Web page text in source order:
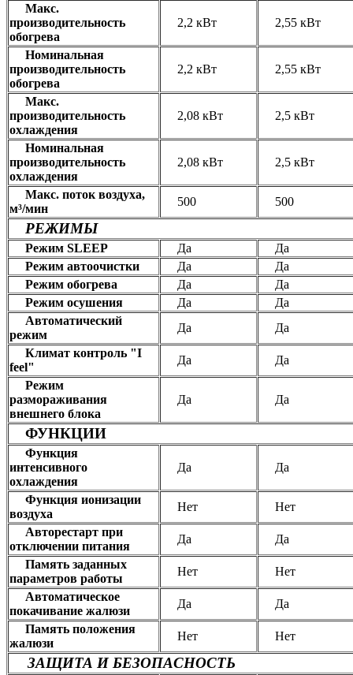
Макс.
производительность
обогрева
2,2 кВт 2,55 кВт
Номинальная
производительность
обогрева
2,2 кВт 2,55 кВт
Макс.
производительность
охлаждения
2,08 кВт 2,5 кВт
Номинальная
производительность
охлаждения
2,08 кВт 2,5 кВт
Макс. поток воздуха,
м³/мин
500 500
РЕЖИМЫ
Режим SLEEP Да
Да
Режим автоочистки
Да
Да
Режим обогрева
Да
Да
Режим осушения
Да
Да
Автоматический
режим
Да
Да
Климат контроль "I
feel"
Да
Да
Режим
размораживания
внешнего блока
Да Да
ФУНКЦИИ
Функция
интенсивного
охлаждения
Да Да
Функция ионизации
воздуха
Нет
Нет
Авторестарт при
отключении питания
Да
Да
Память заданных
параметров работы
Нет
Нет
Автоматическое
покачивание жалюзи
Да
Да
Память положения
жалюзи
Нет Нет
ЗАЩИТА И БЕЗОПАСНОСТЬ